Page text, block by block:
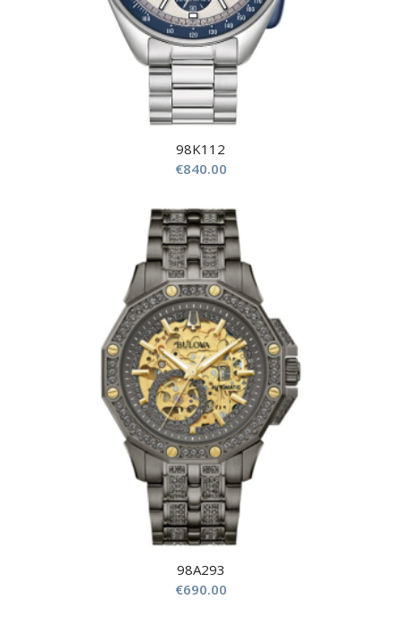
98K112
€840.00
98A293
€690.00